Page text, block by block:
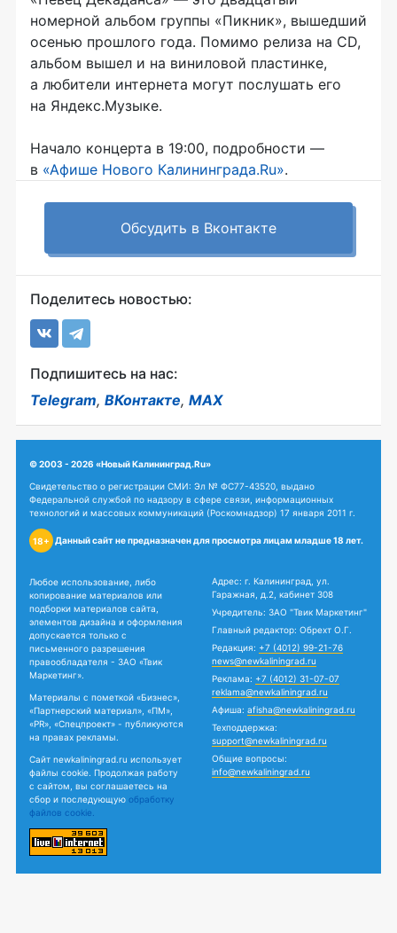
номерной альбом группы «Пикник», вышедший
осенью прошлого года. Помимо релиза на CD,
альбом вышел и на виниловой пластинке,
а любители интернета могут послушать его
на Яндекс.Музыке.
Начало концерта в 19:00, подробности —
в «Афише Нового Калининграда.Ru».
Обсудить в Вконтакте
Поделитесь новостью:
Подпишитесь на нас:
Telegram, ВКонтакте, MAX
© 2003 - 2026 «Новый Калининград.Ru»
Свидетельство о регистрации СМИ: Эл № ФС77-43520, выдано
Федеральной службой по надзору в сфере связи, информационных
технологий и массовых коммуникаций (Роскомнадзор) 17 января 2011 г.
18+ Данный сайт не предназначен для просмотра лицам младше 18 лет.
Любое использование, либо
копирование материалов или
подборки материалов сайта,
элементов дизайна и оформления
допускается только с
письменного разрешения
правообладателя - ЗАО «Твик
Маркетинг».
Материалы с пометкой «Бизнес»,
«Партнерский материал», «ПМ»,
«PR», «Спецпроект» - публикуются
на правах рекламы.
Сайт newkaliningrad.ru использует
файлы cookie. Продолжая работу
с сайтом, вы соглашаетесь на
сбор и последующую обработку
файлов cookie.
Адрес: г. Калининград, ул.
Гаражная, д.2, кабинет 308
Учредитель: ЗАО "Твик Маркетинг"
Главный редактор: Обрехт О.Г.
Редакция: +7 (4012) 99-21-76
news@newkaliningrad.ru
Реклама: +7 (4012) 31-07-07
reklama@newkaliningrad.ru
Афиша: afisha@newkaliningrad.ru
Техподдержка:
support@newkaliningrad.ru
Общие вопросы:
info@newkaliningrad.ru